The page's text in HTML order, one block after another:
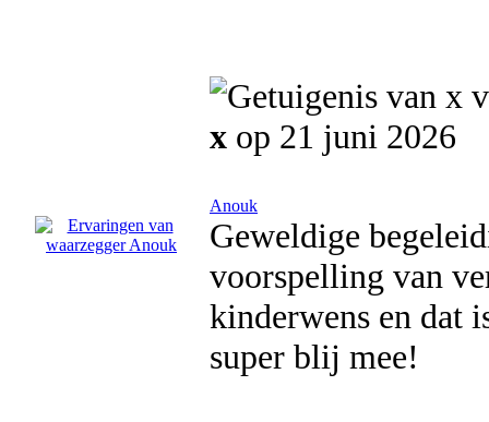
x op 21 juni 2026
Anouk
Geweldige
voorspelling van
kinderwens en dat
super blij mee!